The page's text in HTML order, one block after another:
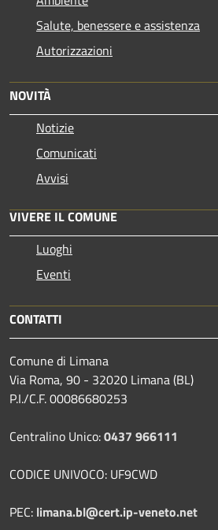
Salute, benessere e assistenza
Autorizzazioni
NOVITÀ
Notizie
Comunicati
Avvisi
VIVERE IL COMUNE
Luoghi
Eventi
CONTATTI
Comune di Limana
Via Roma, 90 - 32020 Limana (BL)
P.I./C.F. 00086680253
Centralino Unico:0437 966111
CODICE UNIVOCO: UF9CWD
PEC: limana.bl@cert.ip-veneto.net